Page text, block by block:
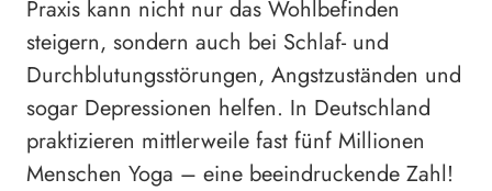
Praxis kann nicht nur das Wohlbefinden
steigern, sondern auch bei Schlaf- und
Durchblutungsstörungen, Angstzuständen und
sogar Depressionen helfen. In Deutschland
praktizieren mittlerweile fast fünf Millionen
Menschen Yoga – eine beeindruckende Zahl!